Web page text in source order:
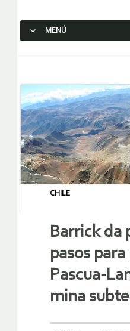
MENÚ
CHILE
Barrick da
pasos
Pascua-
mina